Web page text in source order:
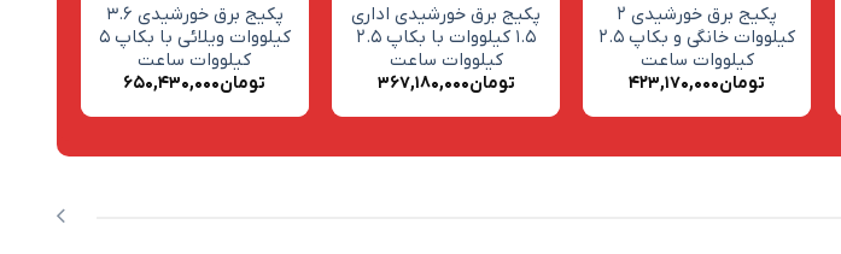
پکیج برق خورشیدی ۲
کیلووات خانگی و بکاپ ۲.۵
کیلووات ساعت
تومان۴۲۳,۱۷۰,۰۰۰
پکیج برق خورشیدی اداری
۱.۵ کیلووات با بکاپ ۲.۵
کیلووات ساعت
تومان۳۶۷,۱۸۰,۰۰۰
پکیج برق خورشیدی ۳.۶
کیلووات ویلائی با بکاپ ۵
کیلووات ساعت
تومان۶۵۰,۴۳۰,۰۰۰